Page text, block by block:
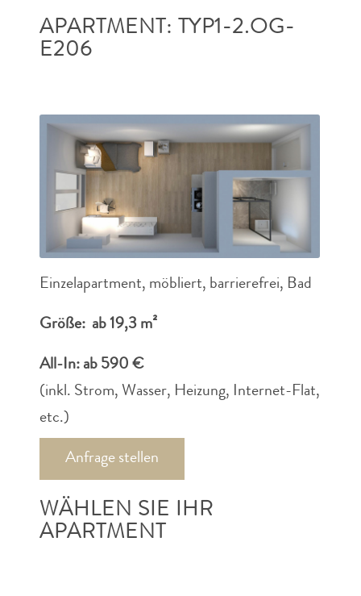
APARTMENT: TYP1-2.OG-
E206
Einzelapartment, möbliert, barrierefrei, Bad
Größe: ab 19,3 m²
All-In: ab 590 €
(inkl. Strom, Wasser, Heizung, Internet-Flat,
etc.)
Anfrage stellen
WÄHLEN SIE IHR
APARTMENT